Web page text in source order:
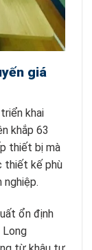
giá
khai
khắp 63
thiết bị mà
thiết kế phù
ổn định
Long